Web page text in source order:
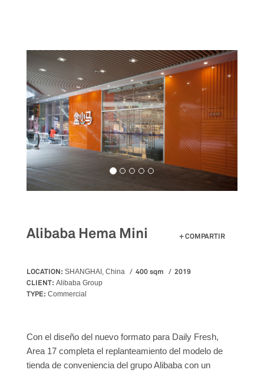
Alibaba Hema Mini COMPARTIR
LOCATION: SHANGHAI, China 400 sqm
2019
CLIENT: Alibaba Group
TYPE: Commercial
Con el diseño del nuevo formato para Daily Fresh,
Area 17 completa el replanteamiento del modelo de
tienda de conveniencia del grupo Alibaba con un